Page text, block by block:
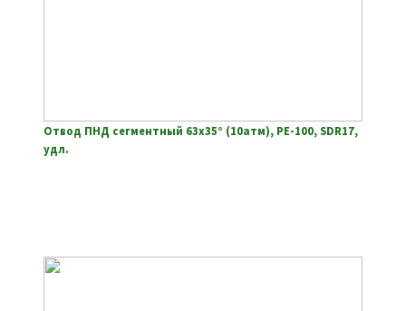
Отвод ПНД сегментный 63х35° (10атм), РЕ-100, SDR17,
удл.